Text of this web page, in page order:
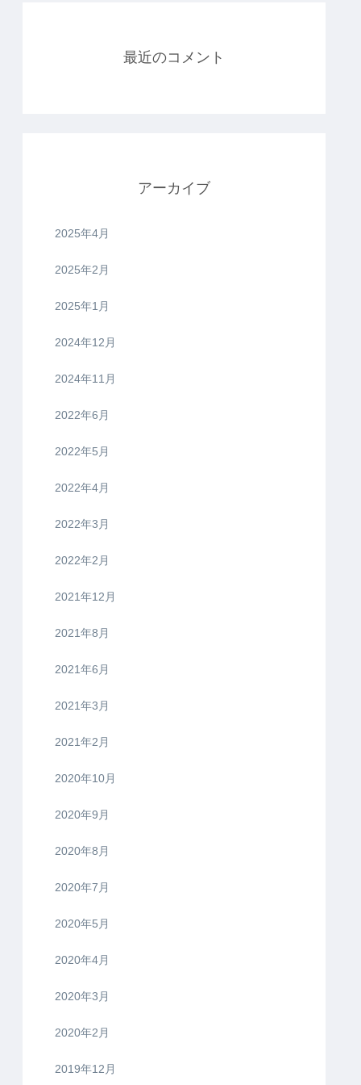
最近のコメント
アーカイブ
2025年4月
2025年2月
2025年1月
2024年12月
2024年11月
2022年6月
2022年5月
2022年4月
2022年3月
2022年2月
2021年12月
2021年8月
2021年6月
2021年3月
2021年2月
2020年10月
2020年9月
2020年8月
2020年7月
2020年5月
2020年4月
2020年3月
2020年2月
2019年12月